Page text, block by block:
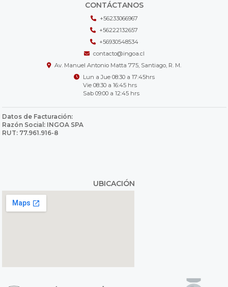
CONTÁCTANOS
+56233066967
+56222132657
+56930548534
contacto@ingoa.cl
Av. Manuel Antonio Matta 775, Santiago, R. M.
Lun a Jue 08:30 a 17:45hrs
Vie 08:30 a 16:45 hrs
Sab 09:00 a 12:45 hrs
Datos de Facturación:
Razón Social: INGOA SPA
RUT: 77.961.916-8
UBICACIÓN